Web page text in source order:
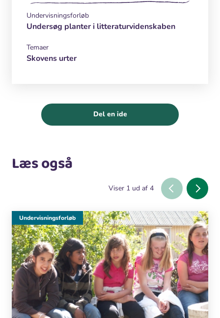
Undervisningsforløb
Undersøg planter i litteraturvidenskaben
Temaer
Skovens urter
Del en ide
Læs også
Viser 1 ud af 4
Undervisningsforløb